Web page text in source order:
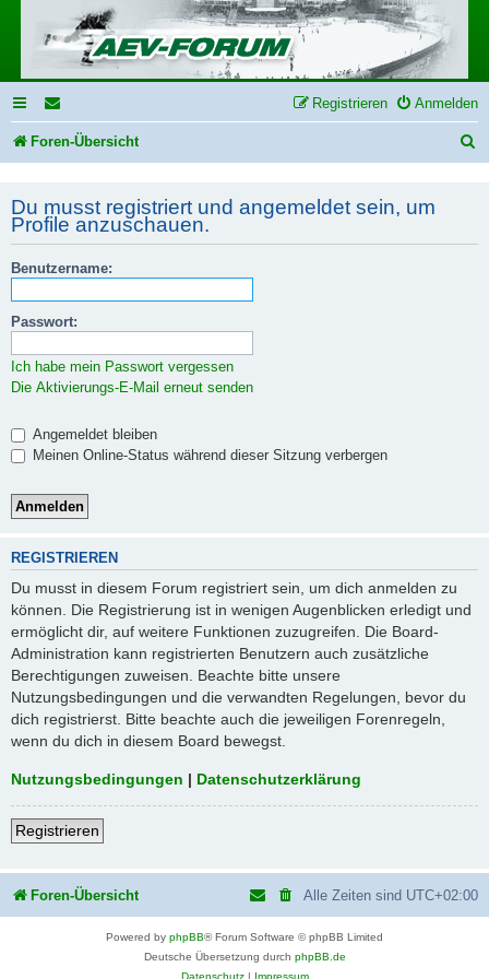
Anmelden
Registrieren
Foren-Übersicht
Du musst registriert und angemeldet sein, um
Profile anzuschauen.
Benutzername:
Passwort:
Ich habe mein Passwort vergessen
Die Aktivierungs-E-Mail erneut senden
Angemeldet bleiben
Meinen Online-Status während dieser Sitzung verbergen
REGISTRIEREN
Du musst in diesem Forum registriert sein, um dich anmelden zu
können. Die Registrierung ist in wenigen Augenblicken erledigt und
ermöglicht dir, auf weitere Funktionen zuzugreifen. Die Board-
Administration kann registrierten Benutzern auch zusätzliche
Berechtigungen zuweisen. Beachte bitte unsere
Nutzungsbedingungen und die verwandten Regelungen, bevor du
dich registrierst. Bitte beachte auch die jeweiligen Forenregeln,
wenn du dich in diesem Board bewegst.
Nutzungsbedingungen | Datenschutzerklärung
Registrieren
Foren-Übersicht Alle Zeiten sind UTC+02:00
Powered by phpBB® Forum Software © phpBB Limited
Deutsche Übersetzung durch phpBB.de
Datenschutz| Impressum